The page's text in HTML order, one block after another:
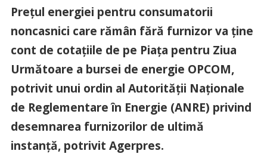
Preţul energiei pentru consumatorii
noncasnici care rămân fără furnizor va ţine
cont de cotaţiile de pe Piaţa pentru Ziua
Următoare a bursei de energie OPCOM,
potrivit unui ordin al Autorităţii Naţionale
de Reglementare în Energie (ANRE) privind
desemnarea furnizorilor de ultimă
instanţă, potrivit Agerpres.